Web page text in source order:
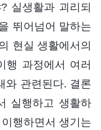
실생활과 괴리되
뛰어넘어 말하는
현실 생활에서의
행 과정에서 여러
와 관련된다. 결론
실행하고 생활하
행하면서 생기는